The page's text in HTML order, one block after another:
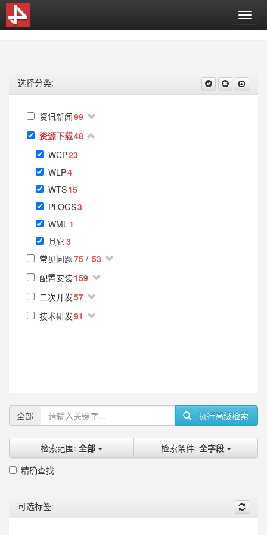
T
o
e
n
选择分类:
资讯新闻99
资源下载48
WCP23
WLP4
WTS15
PLOGS3
WML1
其它3
常见问题75 / 53
配置安装159
二次开发57
技术研发91
全部 执行高级检索
检索范围: 全部 检索条件: 全字段
精确查找
可选标签: